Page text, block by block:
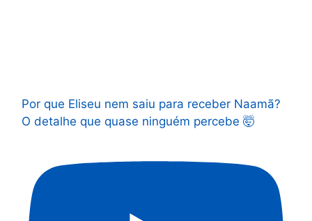
Por que Eliseu nem saiu para receber Naamã?
O detalhe que quase ninguém percebe 🤯